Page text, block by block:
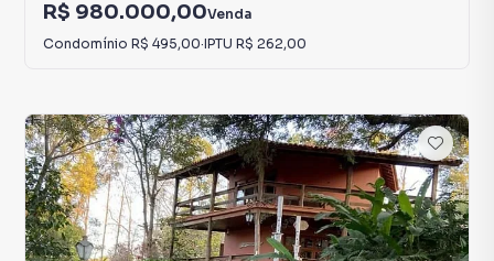
R$ 980.000,00Venda
Condomínio R$ 495,00·IPTU R$ 262,00